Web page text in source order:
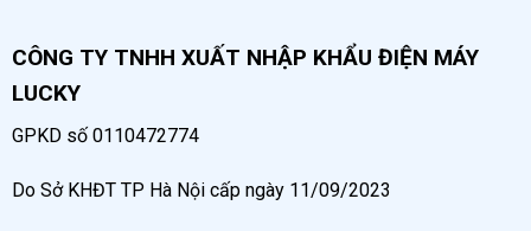
CÔNG TY TNHH XUẤT NHẬP KHẨU ĐIỆN MÁY
LUCKY
GPKD số 0110472774
Do Sở KHĐT TP Hà Nội cấp ngày 11/09/2023